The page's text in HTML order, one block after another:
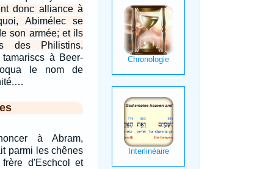
donc alliance à
Abimélec se
son armée; et ils
des Philistins.
à Beer-
le nom de
à Abram,
parmi les chênes
d'Eschcol et